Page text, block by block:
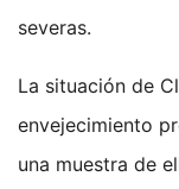
severas.
La situación de
envejecimiento
una muestra de